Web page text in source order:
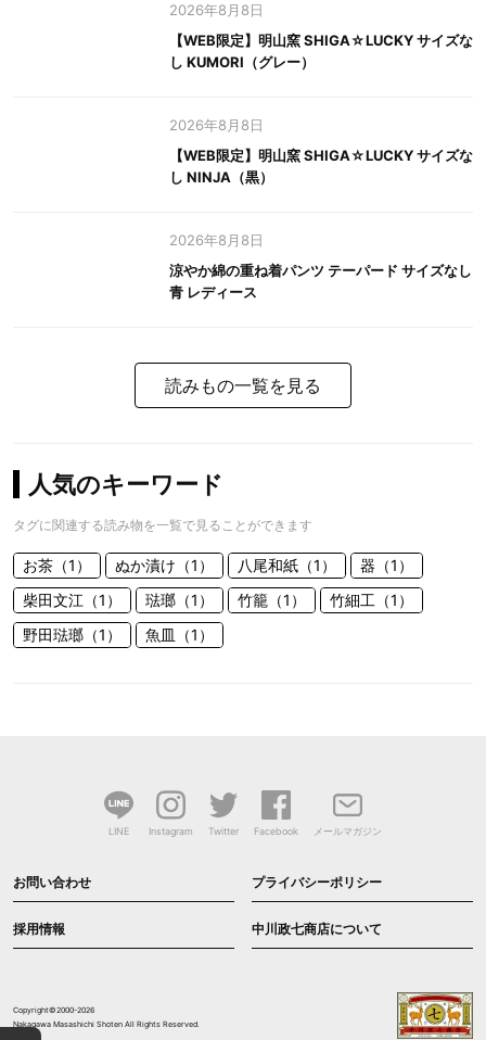
2026年8月8日
【WEB限定】明山窯 SHIGA☆LUCKY サイズな
し KUMORI（グレー）
2026年8月8日
【WEB限定】明山窯 SHIGA☆LUCKY サイズな
し NINJA（黒）
2026年8月8日
涼やか綿の重ね着パンツ テーパード サイズなし
青 レディース
読みもの一覧を見る
人気のキーワード
タグに関連する読み物を一覧で見ることができます
お茶（1） ぬか漬け（1） 八尾和紙（1）
器（1）
柴田文江（1）
琺瑯（1） 竹籠（1）
竹細工（1）
野田琺瑯（1）
魚皿（1）
LINE Instagram Twitter Facebook メールマガジン
お問い合わせ プライバシーポリシー
採用情報 中川政七商店について
Copyright©2000-2026
Nakagawa Masashichi Shoten All Rights Reserved.